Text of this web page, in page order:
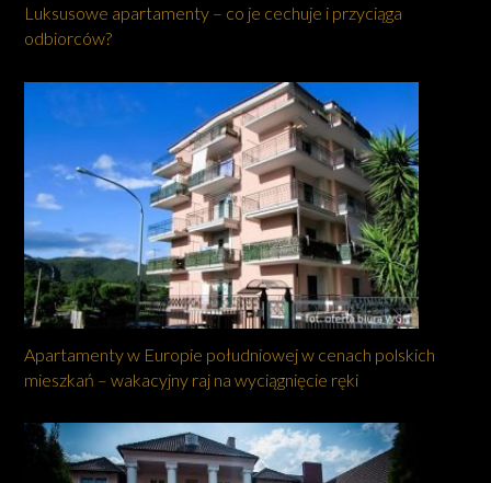
Luksusowe apartamenty – co je cechuje i przyciąga
odbiorców?
Apartamenty w Europie południowej w cenach polskich
mieszkań – wakacyjny raj na wyciągnięcie ręki